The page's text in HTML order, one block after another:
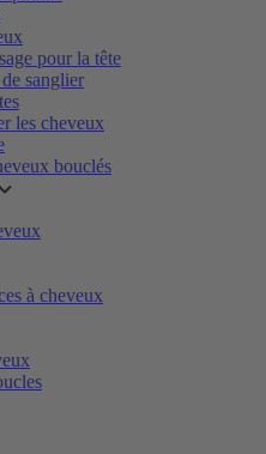
pour la tête
sanglier
les cheveux
bouclés
à cheveux